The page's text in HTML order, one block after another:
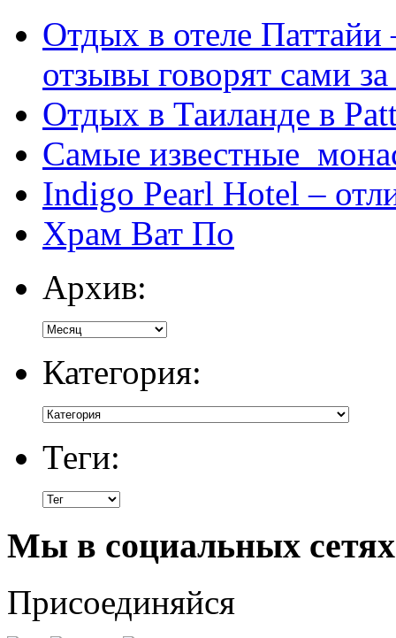
Отдых в отеле
отзывы говорят сами за
Отдых в Таиланде в
Самые известные
Indigo Pearl Hotel –
Храм Ват По
Архив:
Категория:
Теги:
Мы в социальных сетях
Присоединяйся